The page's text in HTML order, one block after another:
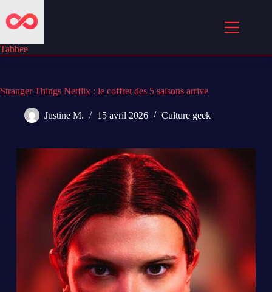
au
contenu
Tabbee
Stranger Things Netflix : le coffret des 5 saisons arrive
Justine M. 15 avril 2026 Culture geek